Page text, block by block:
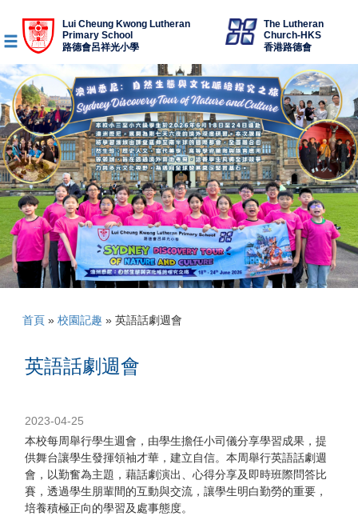
Lui Cheung Kwong Lutheran
Primary School
路德會呂祥光小學
The Lutheran
Church-HKS
香港路德會
首頁» 校園記趣 » 英語話劇週會
英語話劇週會
2023-04-25
本校每周舉行學生週會，由學生擔任小司儀分享學習成果，提
供舞台讓學生發揮領袖才華，建立自信。本周舉行英語話劇週
會，以勤奮為主題，藉話劇演出、心得分享及即時班際問答比
賽，透過學生朋輩間的互動與交流，讓學生明白勤勞的重要，
培養積極正向的學習及處事態度。